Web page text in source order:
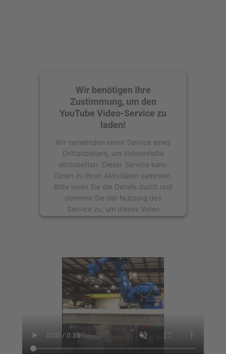
Wir benötigen Ihre
Zustimmung, um den
YouTube Video-Service zu
laden!
Wir verwenden einen Service eines
Drittanbieters, um Videoinhalte
einzubetten. Dieser Service kann
Daten zu Ihren Aktivitäten sammeln.
Bitte lesen Sie die Details durch und
stimmen Sie der Nutzung des
Service zu, um dieses Video
anzusehen.
Akzeptieren
powered byUsercentrics Consent
Management Platform